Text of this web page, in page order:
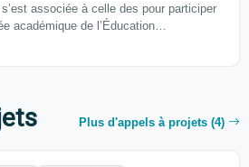
s’est associée à celle des pour participer
académique de l’Éducation…
Plus d'appels à projets (4)